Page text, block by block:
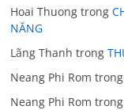
Hoai Thuong trong
NĂNG
Lãng Thanh trong
Neang Phi Rom
Neang Phi Rom